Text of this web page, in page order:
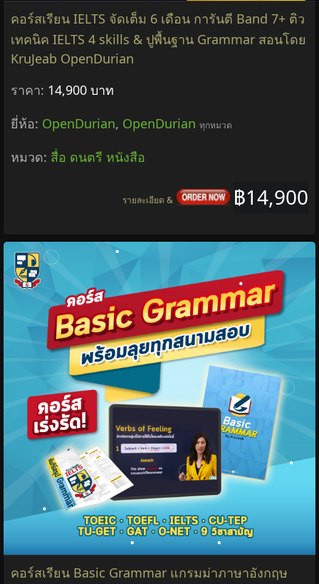
คอร์สเรียน IELTS จัดเต็ม 6 เดือน การันตี Band 7+ ติว
เทคนิค IELTS 4 skills & ปูพื้นฐาน Grammar สอนโดย
KruJeab OpenDurian
ราคา: 14,900 บาท
ยี่ห้อ: OpenDurian, OpenDurian ทุกหมวด
หมวด: สื่อ ดนตรี หนังสือ
฿14,900
รายละเอียด &
คอร์สเรียน Basic Grammar แกรมม่าภาษาอังกฤษ